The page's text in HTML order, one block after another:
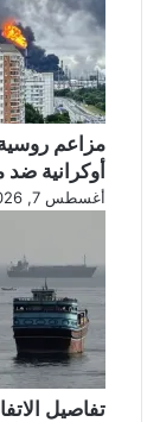
مزاعم
أوكرانية
أغسطس 7, 2026
تفاصيل